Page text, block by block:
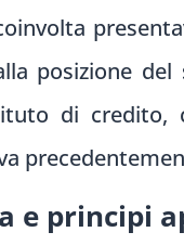
posizione
di credito,
e principi